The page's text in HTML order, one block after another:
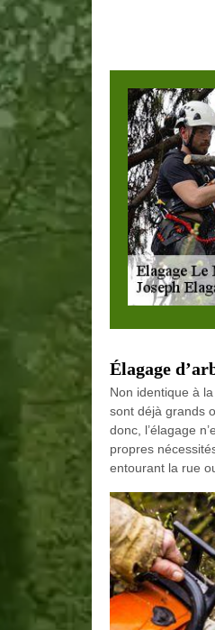
Élagage
Non identique à
sont déjà grands
donc, l’élagage
propres
entourant la rue